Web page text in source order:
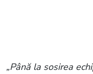
„Până la sosirea